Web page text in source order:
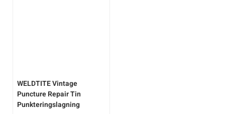
WELDTITEVintage
Puncture Repair Tin
Punkteringslagning